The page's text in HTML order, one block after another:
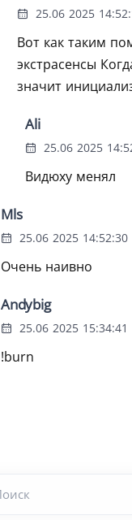
25.06 2025
Вот как таким
экстрасенсы
значит
Ali
25.06 2025
Видюху менял
Mls
25.06 2025 14:52:30
Очень наивно
Andybig
25.06 2025 15:34:41
!burn